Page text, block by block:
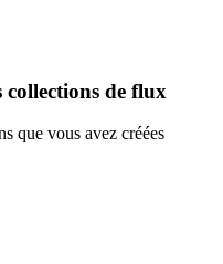
de flux
que vous avez créées